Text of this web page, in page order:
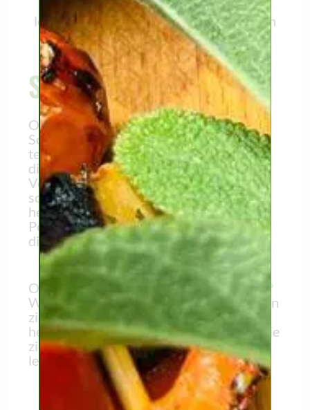
De Vegan Butcher kaasfondue is het
lekkerst met worstjes, brood en groenten
om in de kaas te dippen.
Say cheese
Of beter: zeg “vegan cheese”!
Sommige mensen zijn dol op kaas, en
terecht. Maar we hebben liever geen
dierenleed, dus gaan we voor vegan kaas.
Voor de feestdagen doen we er nog een
schepje bovenop en maken we een
heerlijkekaasfondue met witte wijn
Perfect om vegan worstjes en brood in te
dippen.
Of wat dacht je van
vegan kaaskroketten?
We moeten je waarschuwen: mensen gaan
zich erop storten, zo lekker zijn ze. Ze zijn
het lekkerst als je ze bakt, zodat het korstje
zich kan ontwikkelen en de binnenkant
lekker smeuïg wordt.